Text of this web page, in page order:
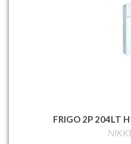
FRIGO 2P 204LT